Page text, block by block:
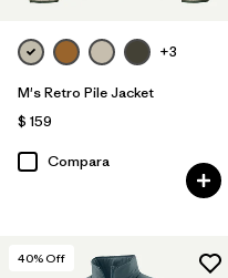
+3
M's Retro Pile Jacket
$ 159
Compara
40% Off